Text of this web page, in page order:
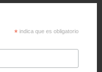
* indica que es obligatorio